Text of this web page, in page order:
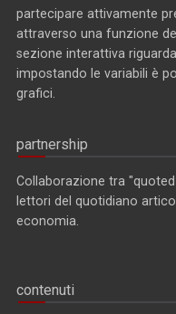
partecipare attivamente
attraverso una funzione
sezione interattiva
impostando le variabili è
grafici.
partnership
Collaborazione tra
lettori del quotidiano
economia.
contenuti